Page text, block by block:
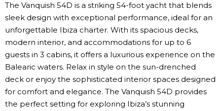
The Vanquish 54D is a striking 54-foot yacht that blends
sleek design with exceptional performance, ideal for an
unforgettable Ibiza charter. With its spacious decks,
modern interior, and accommodations for up to 6
guests in 3 cabins, it offers a luxurious experience on the
Balearic waters. Relax in style on the sun-drenched
deck or enjoy the sophisticated interior spaces designed
for comfort and elegance. The Vanquish 54D provides
the perfect setting for exploring Ibiza’s stunning